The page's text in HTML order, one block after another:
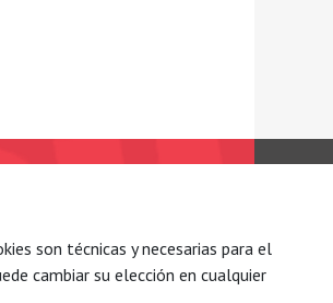
258
061 006
son técnicas y necesarias para el
cambiar su elección en cualquier